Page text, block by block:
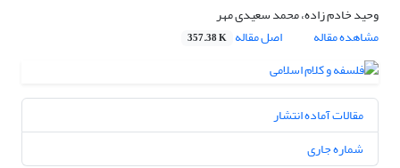
وحید خادم زاده، محمد سعیدی مهر
مشاهده مقاله
اصل مقاله 357.38 K
مقالات آماده انتشار
شماره جاری